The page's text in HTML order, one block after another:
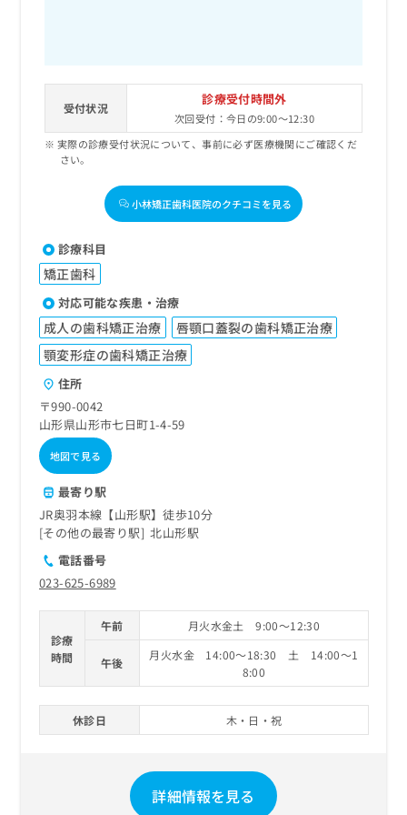
受付状況
診療受付時間外
次回受付：今日の9:00～12:30
実際の診療受付状況について、事前に必ず医療機関にご確認くだ
さい。
小林矯正歯科医院のクチコミを見る
診療科目
矯正歯科
対応可能な疾患・治療
成人の歯科矯正治療
唇顎口蓋裂の歯科矯正治療
顎変形症の歯科矯正治療
住所
〒990-0042
山形県山形市七日町1-4-59
地図で見る
最寄り駅
JR奥羽本線【山形駅】徒歩10分
その他の最寄り駅
北山形駅
電話番号
023-625-6989
診療
時間
午前 月火水金土 9:00～12:30
午後
月火水金 14:00～18:30 土 14:00～1
8:00
休診日 木・日・祝
詳細情報を見る